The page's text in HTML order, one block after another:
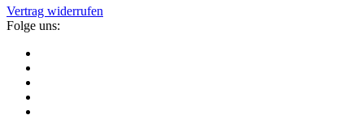
Vertrag widerrufen
Folge uns: